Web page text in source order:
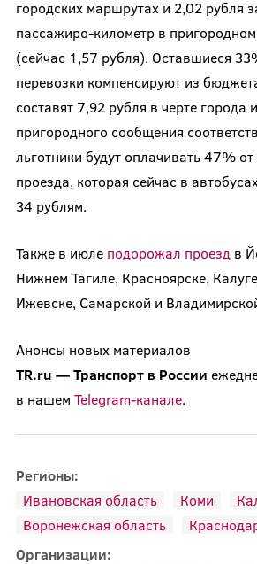
городских маршрутах и 2,02 рубля
пассажиро-километр в
(сейчас 1,57 рубля). Оставшиеся
перевозки компенсируют из
составят 7,92 рубля в черте города
пригородного сообщения
льготники будут оплачивать 47% от
проезда, которая сейчас в
34 рублям.
Также в июле подорожал проезд в
Нижнем Тагиле, Красноярске,
Ижевске, Самарской и
Анонсы новых материалов
TR.ru — Транспорт в России
в нашем Telegram-канале.
Регионы:
Ивановская область
Коми
Воронежская область
Организации: